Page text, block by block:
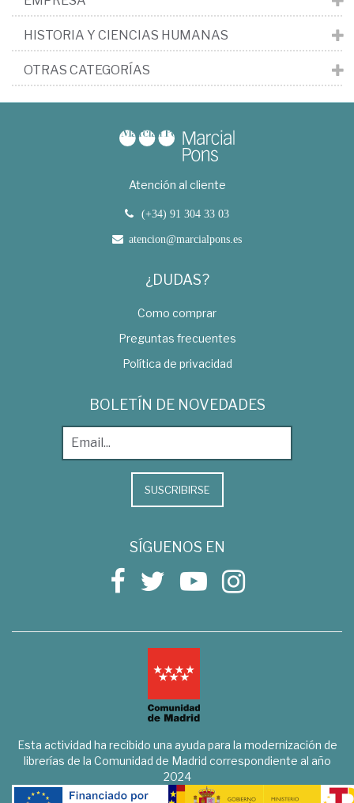
HISTORIA Y CIENCIAS HUMANAS
OTRAS CATEGORÍAS
Atención al cliente
(+34) 91 304 33 03
atencion@marcialpons.es
¿DUDAS?
Como comprar
Preguntas frecuentes
Política de privacidad
BOLETÍN DE NOVEDADES
SUSCRIBIRSE
SÍGUENOS EN
Esta actividad ha recibido una ayuda para la modernización de
librerías de la Comunidad de Madrid correspondiente al año
2024